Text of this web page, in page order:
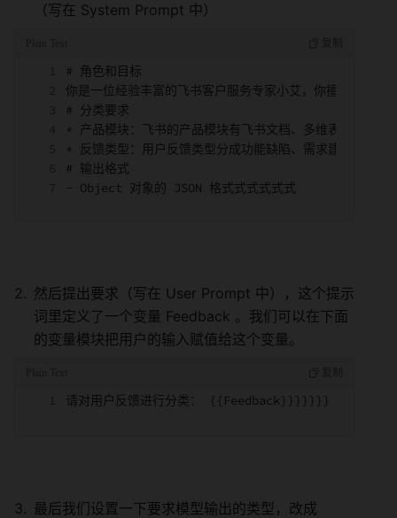
（写在 System Prompt 中）
# 角色和目标
你是一位经验丰富的飞书客户服务专家小艾，你擅长与客
# 分类要求
* 产品模块：飞书的产品模块有飞书文档、多维表格、搜
* 反馈类型：用户反馈类型分成功能缺陷、需求建议、产
# 输出格式
- Object 对象的 JSON 格式式式式式式
然后提出要求（写在 User Prompt 中），这个提示
词里定义了一个变量 Feedback 。我们可以在下面
的变量模块把用户的输入赋值给这个变量。
请对用户反馈进行分类： {{Feedback}}}}}}}
最后我们设置一下要求模型输出的类型，改成